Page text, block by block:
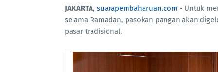
JAKARTA, suarapembaharuan.com - Untuk
selama Ramadan, pasokan pangan akan
pasar tradisional.